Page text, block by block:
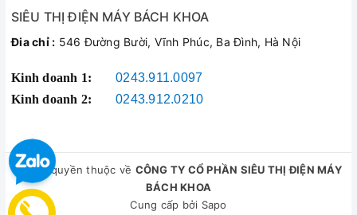
SIÊU THỊ ĐIỆN MÁY BÁCH KHOA
Đia chỉ : 546 Đường Bười, Vĩnh Phúc, Ba Đình, Hà Nội
Kinh doanh 1:
0243.911.0097
Kinh doanh 2:
0243.912.0210
© Bản quyền thuộc về CÔNG TY CỔ PHẦN SIÊU THỊ ĐIỆN MÁY
BÁCH KHOA
Cung cấp bởi Sapo